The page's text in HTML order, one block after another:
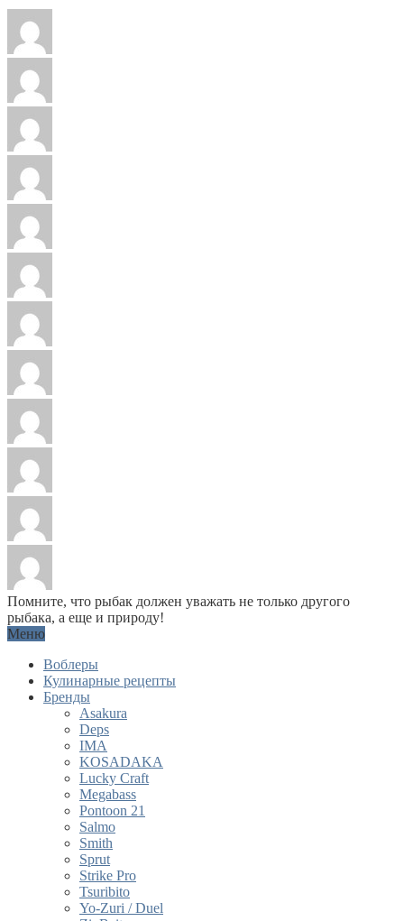
Помните, что рыбак должен уважать не только другого
рыбака, а еще и природу!
Меню
Воблеры
Кулинарные рецепты
Бренды
Asakura
Deps
IMA
KOSADAKA
Lucky Craft
Megabass
Pontoon 21
Salmo
Smith
Sprut
Strike Pro
Tsuribito
Yo-Zuri / Duel